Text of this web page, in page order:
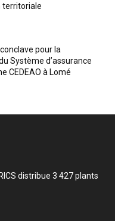
territoriale
pour la
Système d’assurance
CEDEAO à Lomé
distribue 3 427 plants